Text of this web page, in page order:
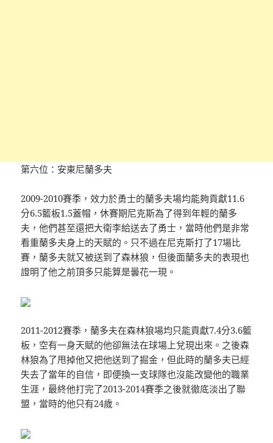
第六位：安東尼蘭多夫
2009-2010賽季，效力於勇士的蘭多夫場均能夠貢獻11.6
分6.5籃板1.5蓋帽，休賽期尼克斯為了得到年輕的蘭多
夫，他們甚至還把大衛李給送去了勇士，當時他們是非常
看重蘭多夫身上的天賦的。只不過在尼克斯打了17場比
賽，蘭多夫就又被送到了森林狼，但後面蘭多夫的表現也
證明了他之前頂多只能算是曇花一現。
2011-2012賽季，蘭多夫在森林狼場均只能貢獻7.4分3.6籃
板，空有一身天賦的他卻無法在球場上兌現出來。之後森
林狼為了甩掉他又把他送到了掘金，但此時的蘭多夫已經
失去了當年的自信，即便換一支球隊也沒能改變他的職業
生涯，最終他打完了2013-2014賽季之後就徹底淡出了聯
盟，當時的他只有24歲。